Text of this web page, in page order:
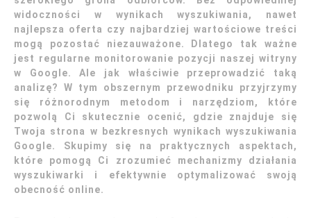
widoczności w wynikach wyszukiwania, nawet
najlepsza oferta czy najbardziej wartościowe treści
mogą pozostać niezauważone. Dlatego tak ważne
jest regularne monitorowanie pozycji naszej witryny
w Google. Ale jak właściwie przeprowadzić taką
analizę? W tym obszernym przewodniku przyjrzymy
się różnorodnym metodom i narzędziom, które
pozwolą Ci skutecznie ocenić, gdzie znajduje się
Twoja strona w bezkresnych wynikach wyszukiwania
Google. Skupimy się na praktycznych aspektach,
które pomogą Ci zrozumieć mechanizmy działania
wyszukiwarki i efektywnie optymalizować swoją
obecność online.